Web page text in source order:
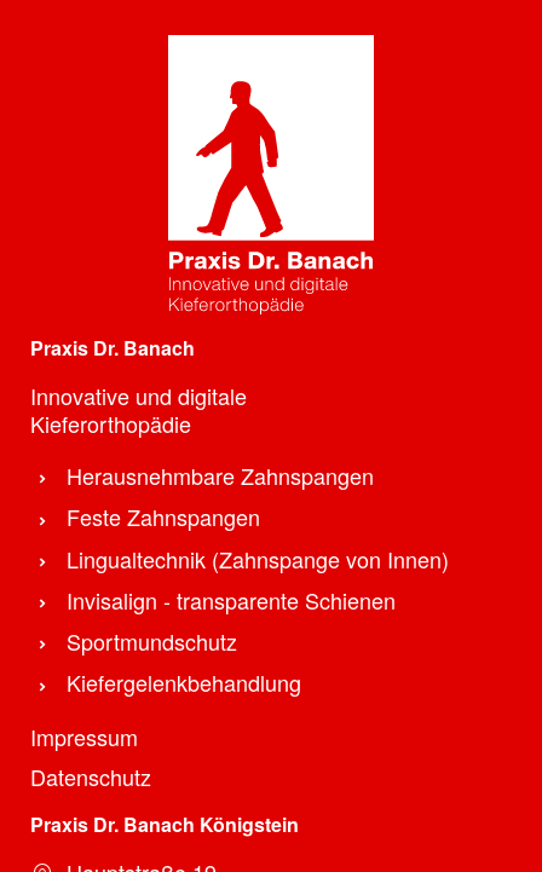
Praxis Dr. Banach
Innovative und digitale
Kieferorthopädie
Herausnehmbare Zahnspangen
Feste Zahnspangen
Lingualtechnik (Zahnspange von Innen)
Invisalign - transparente Schienen
Sportmundschutz
Kiefergelenkbehandlung
Impressum
Datenschutz
Praxis Dr. Banach Königstein